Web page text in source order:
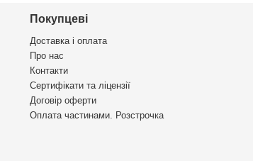
Покупцеві
Доставка і оплата
Про нас
Контакти
Сертифікати та ліцензії
Договір оферти
Оплата частинами. Розстрочка